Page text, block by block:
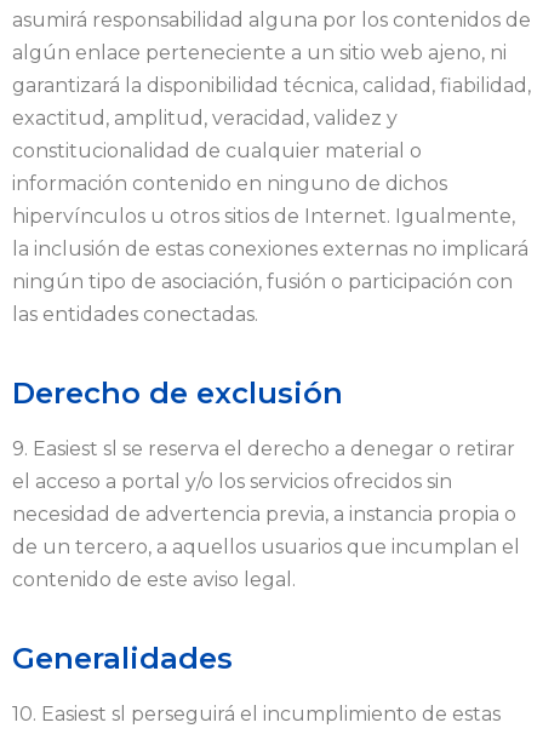
asumirá responsabilidad alguna por los contenidos de
algún enlace perteneciente a un sitio web ajeno, ni
garantizará la disponibilidad técnica, calidad, fiabilidad,
exactitud, amplitud, veracidad, validez y
constitucionalidad de cualquier material o
información contenido en ninguno de dichos
hipervínculos u otros sitios de Internet. Igualmente,
la inclusión de estas conexiones externas no implicará
ningún tipo de asociación, fusión o participación con
las entidades conectadas.
Derecho de exclusión
9. Easiest sl se reserva el derecho a denegar o retirar
el acceso a portal y/o los servicios ofrecidos sin
necesidad de advertencia previa, a instancia propia o
de un tercero, a aquellos usuarios que incumplan el
contenido de este aviso legal.
Generalidades
10. Easiest sl perseguirá el incumplimiento de estas